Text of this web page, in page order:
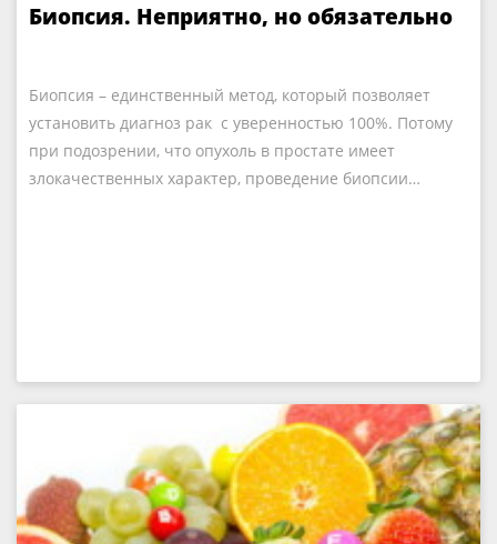
Биопсия. Неприятно, но обязательно
Биопсия – единственный метод, который позволяет
установить диагноз рак с уверенностью 100%. Потому
при подозрении, что опухоль в простате имеет
злокачественных характер, проведение биопсии…